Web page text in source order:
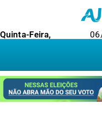
Quinta-Feira,